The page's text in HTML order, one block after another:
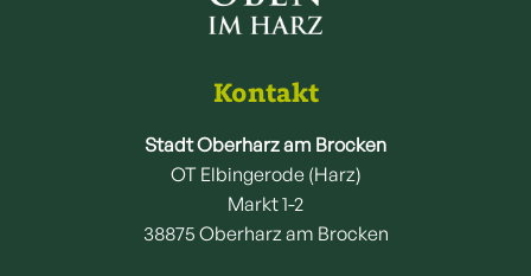
Kontakt
Stadt Oberharz am Brocken
OT Elbingerode (Harz)
Markt 1-2
38875 Oberharz am Brocken